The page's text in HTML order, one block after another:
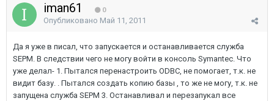
iman61 0
Опубликовано Май 11, 2011
Да я уже в писал, что запускается и останавливается служба
SEPM. В следствии чего не могу войти в консоль Symantec. Что
уже делал- 1. Пытался перенастроить ODBC, не помогает, т.к. не
видит базу. . Пытался создать копию базы , то же не могу, т.к. не
запущена служба SEPM 3. Останавливал и перезапукал все